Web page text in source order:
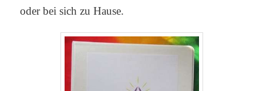
oder bei sich zu Hause.